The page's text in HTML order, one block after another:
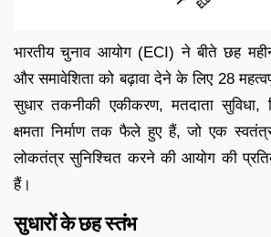
भारतीय चुनाव आयोग (ECI) ने बीते छह महीनों
और समावेशिता को बढ़ावा देने के लिए 28
सुधार तकनीकी एकीकरण, मतदाता सुविधा,
क्षमता निर्माण तक फैले हुए हैं, जो एक
लोकतंत्र सुनिश्चित करने की आयोग की
हैं।
सुधारों के छह स्तंभ